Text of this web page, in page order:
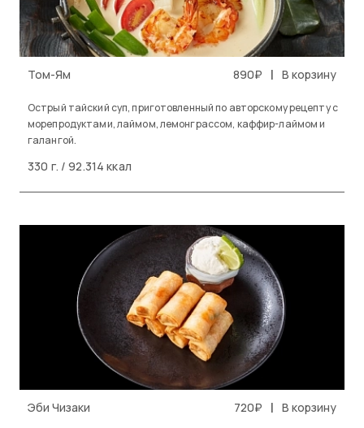
Том-Ям 890₽ | В корзину
Острый тайский суп, приготовленный по авторскому рецепту с
морепродуктами, лаймом, лемонграссом, каффир-лаймом и
галангой.
330 г. / 92.314 ккал
Эби Чизаки 720₽ | В корзину